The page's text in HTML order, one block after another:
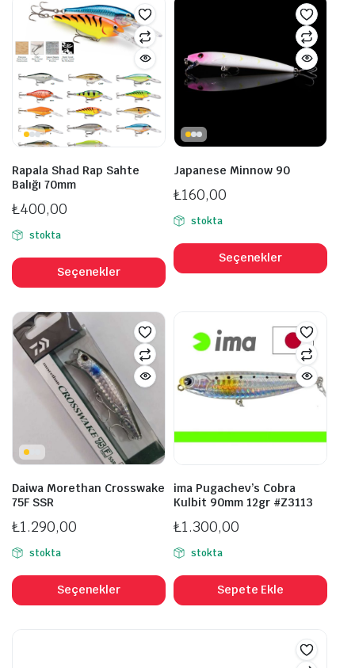
Rapala Shad Rap Sahte
Balığı 70mm
₺400,00
stokta
Seçenekler
Bu
ürünün
varyasyonu
Seçenekler
ürün
sayfasından
Japanese Minnow 90
₺160,00
stokta
Seçenekler
Daiwa Morethan Crosswake
75F SSR
₺1.290,00
stokta
Seçenekler
ürünün
birden
ima Pugachev’s Cobra
Kulbit 90mm 12gr #Z3113
₺1.300,00
stokta
Sepete Ekle